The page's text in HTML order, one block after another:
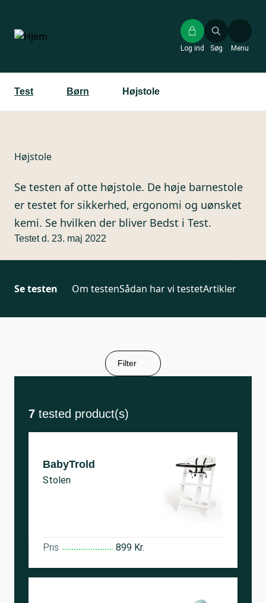
hovedindhold
Søg
Log ind Menu
Test Børn Højstole
Højstole
Se testen af otte højstole. De høje barnestole
er testet for sikkerhed, ergonomi og uønsket
kemi. Se hvilken der bliver Bedst i Test.
Testet d. 23. maj 2022
Se testen Om testenSådan har vi testetArtikler
Filter
7 tested product(s)
BabyTrold
Stolen
Pris 899 Kr.